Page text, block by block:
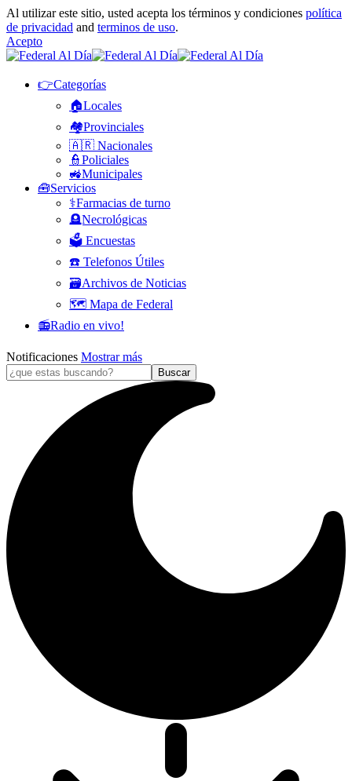
Al utilizar este sitio, usted acepta los términos y condiciones política
de privacidad and terminos de uso.
Acepto
👉Categorías
🏠Locales
🏘️Provinciales
🇦🇷 Nacionales
👮Policiales
🚜Municipales
🧰Servicios
⚕️Farmacias de turno
🪦Necrológicas
🗳️ Encuestas
☎️ Telefonos Útiles
🗃️Archivos de Noticias
🗺️ Mapa de Federal
📻Radio en vivo!
Notificaciones Mostrar más